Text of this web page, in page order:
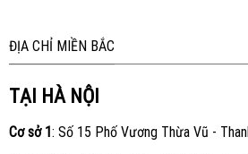
ĐỊA CHỈ MIỀN BẮC
TẠI HÀ NỘI
Cơ sở 1 : Số 15 Phố Vương Thừa Vũ -